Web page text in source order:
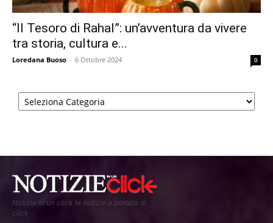
“Il Tesoro di Rahal”: un’avventura da vivere
tra storia, cultura e...
Loredana Buoso - 6 Ottobre 2024 0
Categorie
Notizie in un click le notizie a portata di
click